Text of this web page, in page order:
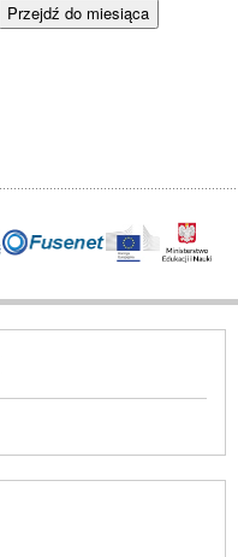
Przejdź do miesiąca